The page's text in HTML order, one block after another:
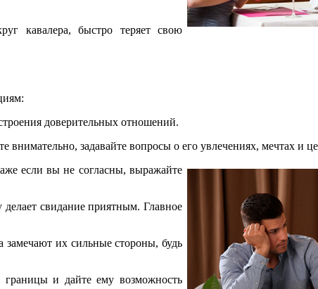
кавалера, быстро теряет свою
доверительных отношений.
задавайте вопросы о его увлечениях, мечтах и
если вы не согласны, выражайте
свидание приятным. Главное
их сильные стороны, будь
границы и дайте ему возможность